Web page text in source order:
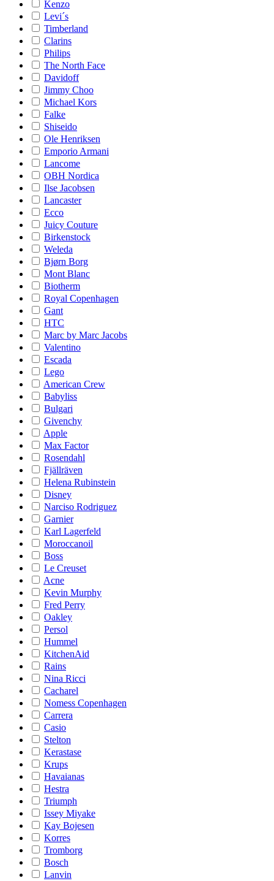
Kenzo
Levi´s
Timberland
Clarins
Philips
The North Face
Davidoff
Jimmy Choo
Michael Kors
Falke
Shiseido
Ole Henriksen
Emporio Armani
Lancome
OBH Nordica
Ilse Jacobsen
Lancaster
Ecco
Juicy Couture
Birkenstock
Weleda
Bjørn Borg
Mont Blanc
Biotherm
Royal Copenhagen
Gant
HTC
Marc by Marc Jacobs
Valentino
Escada
Lego
American Crew
Babyliss
Bulgari
Givenchy
Apple
Max Factor
Rosendahl
Fjällräven
Helena Rubinstein
Disney
Narciso Rodriguez
Garnier
Karl Lagerfeld
Moroccanoil
Boss
Le Creuset
Acne
Kevin Murphy
Fred Perry
Oakley
Persol
Hummel
KitchenAid
Rains
Nina Ricci
Cacharel
Nomess Copenhagen
Carrera
Casio
Stelton
Kerastase
Krups
Havaianas
Hestra
Triumph
Issey Miyake
Kay Bojesen
Korres
Tromborg
Bosch
Lanvin